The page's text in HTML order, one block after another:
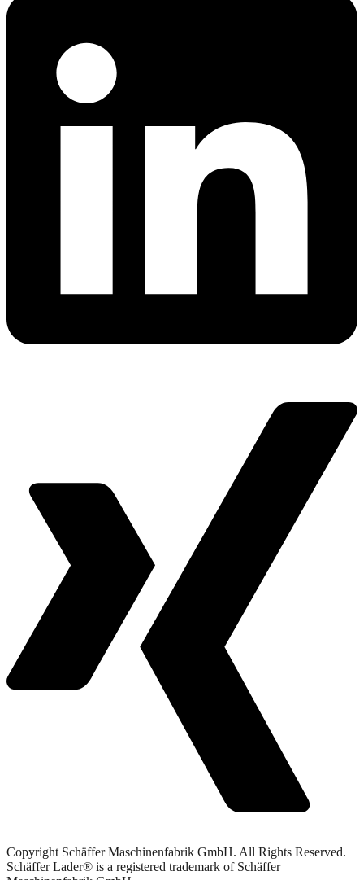
Copyright Schäffer Maschinenfabrik GmbH. All Rights Reserved.
Schäffer Lader® is a registered trademark of Schäffer